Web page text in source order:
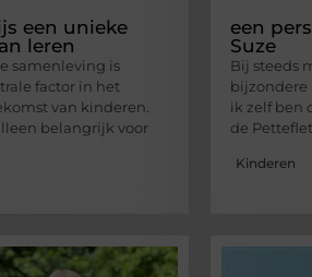
een unieke
leren
samenleving is
factor in het
van kinderen.
belangrijk voor
een
Suze
Bij steeds
bijzondere
ik zelf ben
de
Kinderen